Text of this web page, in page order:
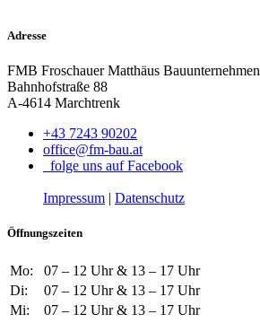
Adresse
FMB Froschauer Matthäus Bauunternehmen
Bahnhofstraße 88
A-4614 Marchtrenk
+43 7243 90202
office@fm-bau.at
folge uns auf Facebook
Impressum | Datenschutz
Öffnungszeiten
Mo:
07 – 12 Uhr & 13 – 17 Uhr
Di:
07 – 12 Uhr & 13 – 17 Uhr
Mi:
07 – 12 Uhr & 13 – 17 Uhr